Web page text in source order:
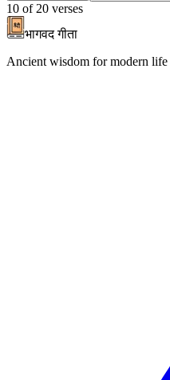
10 of 20 verses
भागवद गीता
Ancient wisdom for modern life